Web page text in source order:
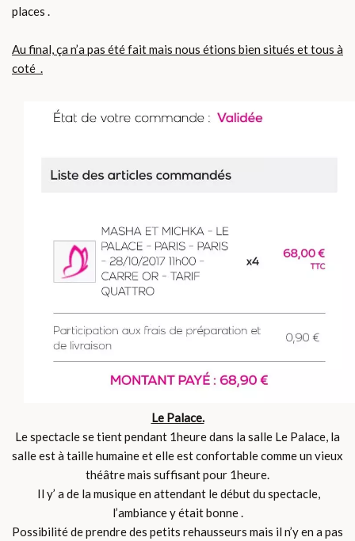
places .
Au final, ça n’a pas été fait mais nous étions bien situés et tous à
coté .
Le Palace.
Le spectacle se tient pendant 1heure dans la salle Le Palace, la
salle est à taille humaine et elle est confortable comme un vieux
théâtre mais suffisant pour 1heure.
Il y’ a de la musique en attendant le début du spectacle,
l’ambiance y était bonne .
Possibilité de prendre des petits rehausseurs mais il n’y en a pas